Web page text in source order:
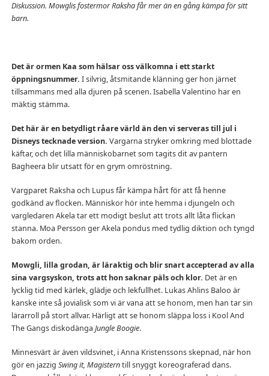
Diskussion. Mowglis fostermor Raksha får mer än en gång kämpa för sitt
barn.
Det är ormen Kaa som hälsar oss välkomna i ett starkt
öppningsnummer. I silvrig, åtsmitande klänning ger hon järnet
tillsammans med alla djuren på scenen. Isabella Valentino har en
mäktig stämma.
Det här är en betydligt råare värld än den vi serveras till jul i
Disneys tecknade version. Vargarna stryker omkring med blottade
käftar, och det lilla människobarnet som tagits dit av pantern
Bagheera blir utsatt för en grym omröstning.
Vargparet Raksha och Lupus får kämpa hårt för att få henne
godkänd av flocken. Människor hör inte hemma i djungeln och
vargledaren Akela tar ett modigt beslut att trots allt låta flickan
stanna. Moa Persson ger Akela pondus med tydlig diktion och tyngd
bakom orden.
Mowgli, lilla grodan, är läraktig och blir snart accepterad av alla
sina vargsyskon, trots att hon saknar päls och klor. Det är en
lycklig tid med kärlek, glädje och lekfullhet. Lukas Ahlins Baloo är
kanske inte så jovialisk som vi är vana att se honom, men han tar sin
lärarroll på stort allvar. Härligt att se honom släppa loss i Kool And
The Gangs diskodänga Jungle Boogie.
Minnesvärt är även vildsvinet, i Anna Kristenssons skepnad, när hon
gör en jazzig Swing it, Magisterntill snyggt koreograferad dans.